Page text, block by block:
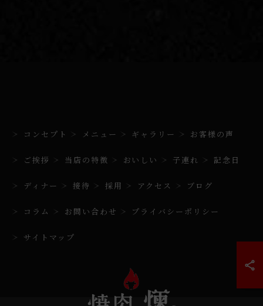
コンセプト メニュー ギャラリー お客様の声
ご挨拶 当店の特徴 おいしい 子連れ 記念日
ディナー 接待 採用 アクセス ブログ
コラム お問い合わせ プライバシーポリシー
サイトマップ